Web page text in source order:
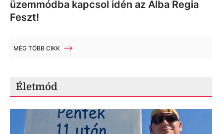
üzemmódba kapcsol idén az Alba Regia
Feszt!
MÉG TÖBB CIKK
Életmód